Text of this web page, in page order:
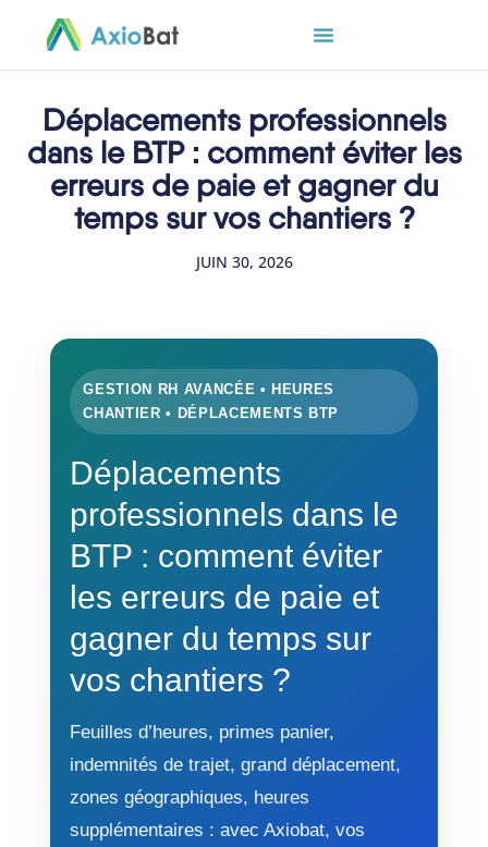
Déplacements professionnels
dans le BTP : comment éviter les
erreurs de paie et gagner du
temps sur vos chantiers ?
JUIN 30, 2026
GESTION RH AVANCÉE • HEURES
CHANTIER • DÉPLACEMENTS BTP
Déplacements
professionnels dans le
BTP : comment éviter
les erreurs de paie et
gagner du temps sur
vos chantiers ?
Feuilles d’heures, primes panier,
indemnités de trajet, grand déplacement,
zones géographiques, heures
supplémentaires : avec Axiobat, vos